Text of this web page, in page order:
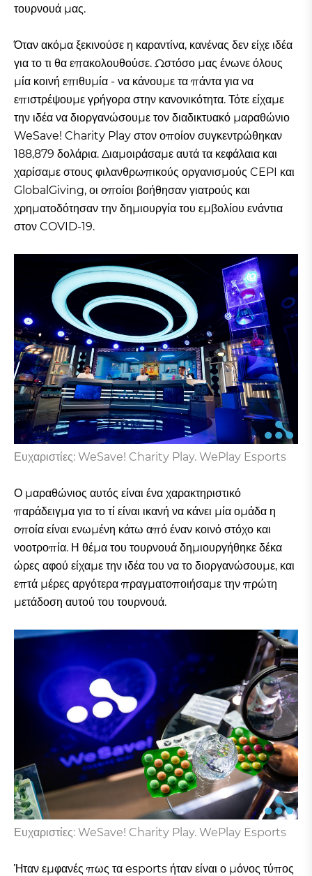
τουρνουά μας.
Όταν ακόμα ξεκινούσε η καραντίνα, κανένας δεν είχε ιδέα
για το τι θα επακολουθούσε. Ωστόσο μας ένωνε όλους
μία κοινή επιθυμία - να κάνουμε τα πάντα για να
επιστρέψουμε γρήγορα στην κανονικότητα. Τότε είχαμε
την ιδέα να διοργανώσουμε τον διαδικτυακό μαραθώνιο
WeSave! Charity Play στον οποίον συγκεντρώθηκαν
188,879 δολάρια. Διαμοιράσαμε αυτά τα κεφάλαια και
χαρίσαμε στους φιλανθρωπικούς οργανισμούς CEPI και
GlobalGiving, οι οποίοι βοήθησαν γιατρούς και
χρηματοδότησαν την δημιουργία του εμβολίου ενάντια
στον COVID-19.
Ευχαριστίες: WeSave! Charity Play. WePlay Esports
Ο μαραθώνιος αυτός είναι ένα χαρακτηριστικό
παράδειγμα για το τί είναι ικανή να κάνει μία ομάδα η
οποία είναι ενωμένη κάτω από έναν κοινό στόχο και
νοοτροπία. Η θέμα του τουρνουά δημιουργήθηκε δέκα
ώρες αφού είχαμε την ιδέα του να το διοργανώσουμε, και
επτά μέρες αργότερα πραγματοποιήσαμε την πρώτη
μετάδοση αυτού του τουρνουά.
Ευχαριστίες: WeSave! Charity Play. WePlay Esports
Ήταν εμφανές πως τα esports ήταν είναι ο μόνος τύπος